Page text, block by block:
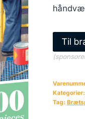
Til
Kategorier:
Tag: